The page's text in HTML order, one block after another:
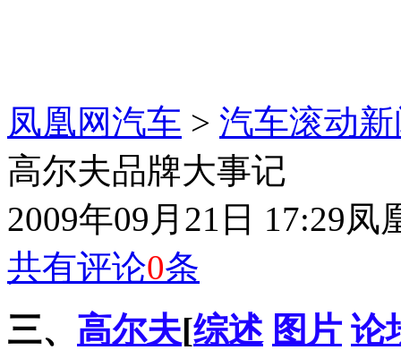
凤凰网汽车 > 汽车滚动
高尔夫品牌大事记
2009年09月21日 17:29凤
共有评论0条
三、 高尔夫[综述 图片 论